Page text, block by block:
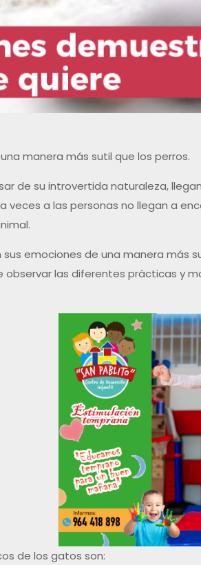
manera más sutil que los perros.
de su introvertida naturaleza,
a las personas no llegan a
emociones de una manera
las diferentes prácticas y
de los gatos son: